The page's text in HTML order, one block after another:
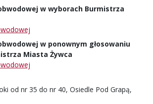
w wyborach Burmistrza
w ponownym głosowaniu
Miasta Żywca
od nr 35 do nr 40, Osiedle Pod Grapą,